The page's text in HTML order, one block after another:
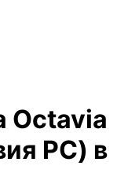
Octavia
РС) в